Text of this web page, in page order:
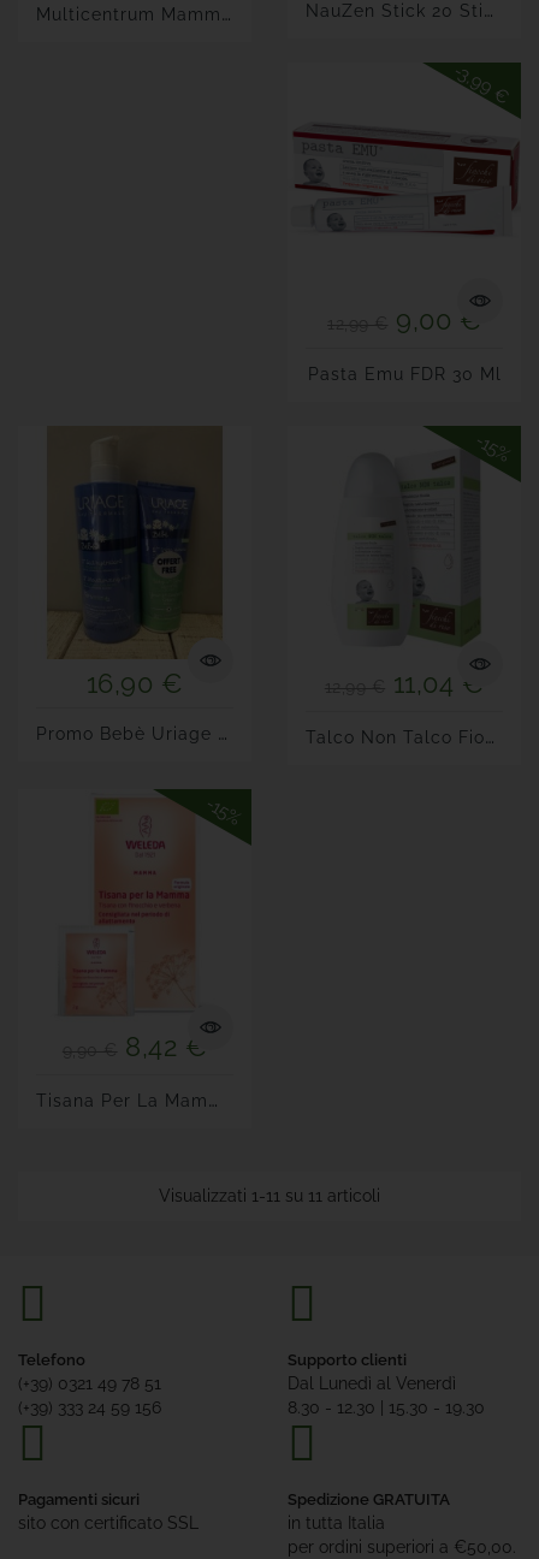
M
Ulticentrum Mamma DHA 30+30 N
AuZen Stick 20 Stick
-3,99 €
9,00 €
Pasta Emu FDR 30 Ml
16,90 €
P
Romo Bebè Uriage Latte...
-15%
11,04 €
T
Alco Non Talco Fiocchi Di...
-15%
8,42 €
T
Isana Per La Mamma Weleda
Visualizzati 1-11 su 11 articoli
Telefono
(+39) 0321 49 78 51
(+39) 333 24 59 156
Supporto clienti
Dal Lunedì al Venerdì
8.30 - 12.30 | 15.30 - 19.30
Pagamenti sicuri
sito con certificato SSL
Spedizione GRATUITA
in tutta Italia
per ordini superiori a €50,00.